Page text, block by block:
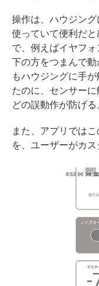
操作は、ハウジング
使っていて便利だ
で、例えばイヤフ
下の方をつまんで
もハウジングに手
たのに、センサー
どの誤動作が防げる
また、アプリでは
を、ユーザーがカス